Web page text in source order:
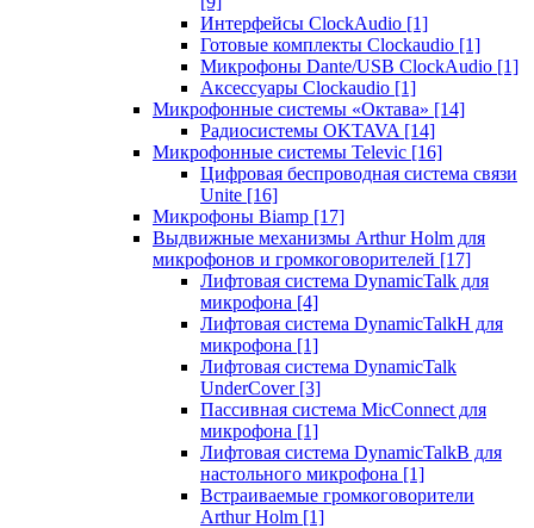
Интерфейсы ClockAudio [1]
Готовые комплекты Clockaudio [1]
Микрофоны Dante/USB ClockAudio [1]
Аксессуары Clockaudio [1]
Микрофонные системы «Октава» [14]
Радиосистемы OKTAVA [14]
Микрофонные системы Televic [16]
Цифровая беспроводная система связи
Unite [16]
Микрофоны Biamp [17]
Выдвижные механизмы Arthur Holm для
микрофонов и громкоговорителей [17]
Лифтовая система DynamicTalk для
микрофона [4]
Лифтовая система DynamicTalkH для
микрофона [1]
Лифтовая система DynamicTalk
UnderCover [3]
Пассивная система MicConnect для
микрофона [1]
Лифтовая система DynamicTalkB для
настольного микрофона [1]
Встраиваемые громкоговорители
Arthur Holm [1]